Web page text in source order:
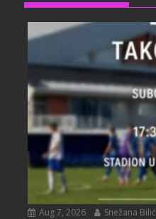
Aug 7, 2026 Snežana Bilić